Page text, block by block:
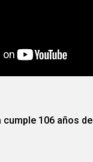
cumple 106 años de